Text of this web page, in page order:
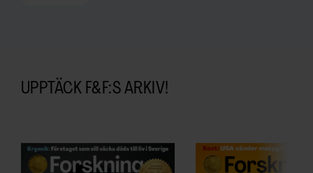
UPPTÄCK F&F:S ARKIV!